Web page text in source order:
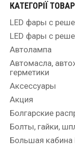
КАТЕГОРІЇ
LED фары с
LED фары с
Автолампа
Автомасла,
герметики
Аксессуары
Акция
Болгарские
Болты, гайки,
Большая